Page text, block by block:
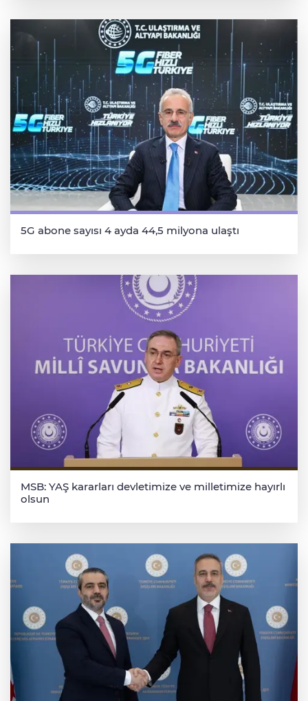
5G abone sayısı 4 ayda 44,5 milyona ulaştı
MSB: YAŞ kararları devletimize ve milletimize hayırlı
olsun